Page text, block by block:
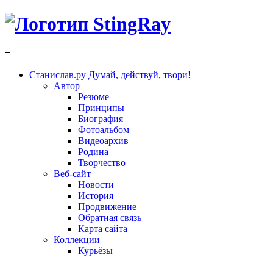
≡
Станислав.ру Думай, действуй, твори!
Автор
Резюме
Принципы
Биография
Фотоальбом
Видеоархив
Родина
Творчество
Веб-сайт
Новости
История
Продвижение
Обратная связь
Карта сайта
Коллекции
Курьёзы